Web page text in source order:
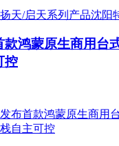
鸿蒙原生商用台
控